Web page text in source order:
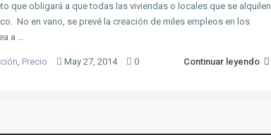
que obligará a que todas las viviendas o locales que se alquilen
No en vano, se prevé la creación de miles empleos en los
a …
, Precio May 27, 2014 0 Continuar leyendo